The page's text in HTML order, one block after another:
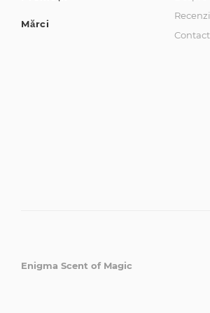
Mărci
Enigma Scent of Magic